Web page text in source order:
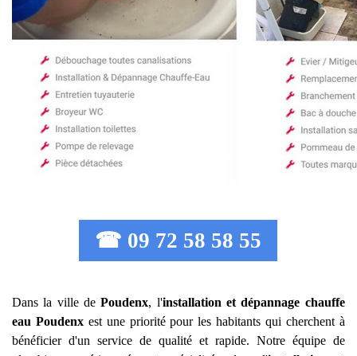
☎ 09 72 58 58 55
Dans la ville dePoudenx, l'installation et dépannage chauffe
eau Poudenxest une priorité pour les habitants qui cherchent à
bénéficier d'un service de qualité et rapide. Notre équipe de